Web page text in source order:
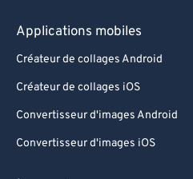
Applications mobiles
Créateur de collages Android
Créateur de collages iOS
Convertisseur d'images Android
Convertisseur d'images iOS